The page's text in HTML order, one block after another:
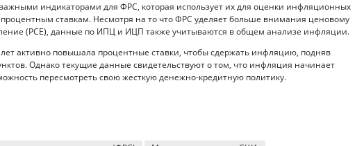
индикаторами для ФРС, которая использует их для оценки инфляционных
ставкам. Несмотря на то что ФРС уделяет больше внимания ценовому
(PCE), данные по ИПЦ и ИЦП также учитываются в общем анализе инфляции.
активно повышала процентные ставки, чтобы сдержать инфляцию, подняв
Однако текущие данные свидетельствуют о том, что инфляция начинает
пересмотреть свою жесткую денежно-кредитную политику.